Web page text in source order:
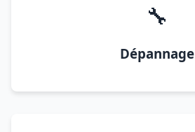
🔧
Dépannage